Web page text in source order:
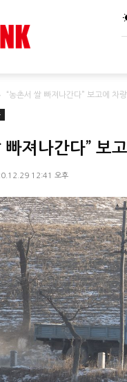
“농촌서 쌀 빠져나간다” 보고에 차
빠져나간다” 보
12:41 오후